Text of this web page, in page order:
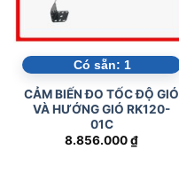
Có sẵn: 1
CẢM BIẾN ĐO TỐC ĐỘ GIÓ
VÀ HƯỚNG GIÓ RK120-
01C
8.856.000₫